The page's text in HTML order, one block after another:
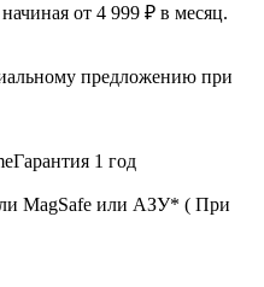
начиная от 4 999 ₽ в месяц.
предложению при
Гарантия 1 год
MagSafe или AЗУ* ( При